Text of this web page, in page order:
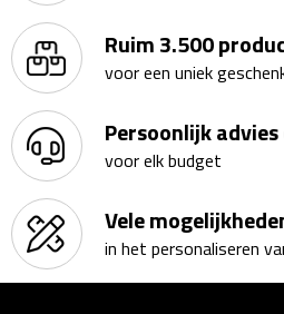
Reisstekkers
Reissetjes
Paspoorthouders
Auto Accessoires
Auto luchtverfrissers
Auto onderhoud
Ruim 3.500
voor een uniek
Persoonlijk
voor elk budget
Vele
in het personaliseren